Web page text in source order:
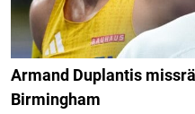
Armand Duplantis
Birmingham